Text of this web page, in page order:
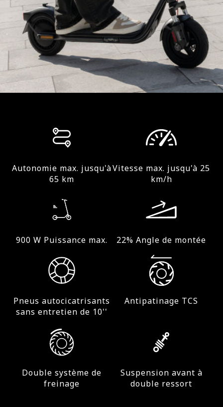
Autonomie max. jusqu'à
65 km
Vitesse max. jusqu'à 25
km/h
900 W Puissance max. 22% Angle de montée
Pneus autocicatrisants
sans entretien de 10''
Antipatinage TCS
Double système de
freinage
Suspension avant à
double ressort